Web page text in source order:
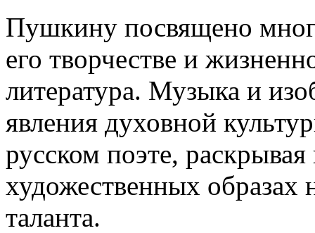
Пушкину посвящено
его творчестве и
литература. Музыка и
явления духовной
русском поэте,
художественных образах
таланта.